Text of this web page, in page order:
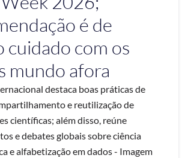
é de
cuidado com os
mundo afora
destaca boas práticas de
e reutilização de
científicas; além disso, reúne
e debates globais sobre ciência
e alfabetização em dados - Imagem